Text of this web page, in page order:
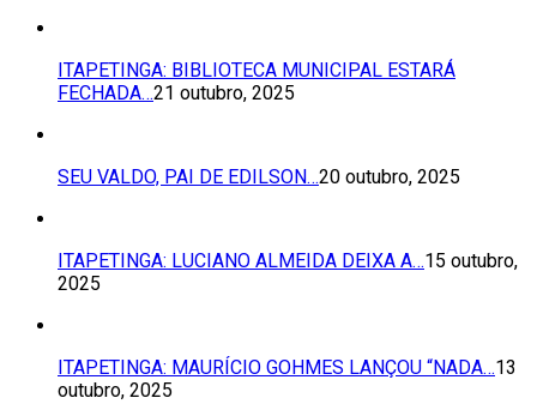
ITAPETINGA: BIBLIOTECA MUNICIPAL ESTARÁ
FECHADA…21 outubro, 2025
SEU VALDO, PAI DE EDILSON…20 outubro, 2025
ITAPETINGA: LUCIANO ALMEIDA DEIXA A…15 outubro,
2025
ITAPETINGA: MAURÍCIO GOHMES LANÇOU “NADA…13
outubro, 2025